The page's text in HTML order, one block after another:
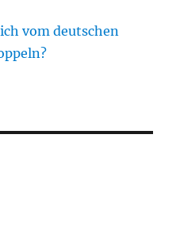
vom deutschen